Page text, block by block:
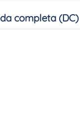
completa (DC)